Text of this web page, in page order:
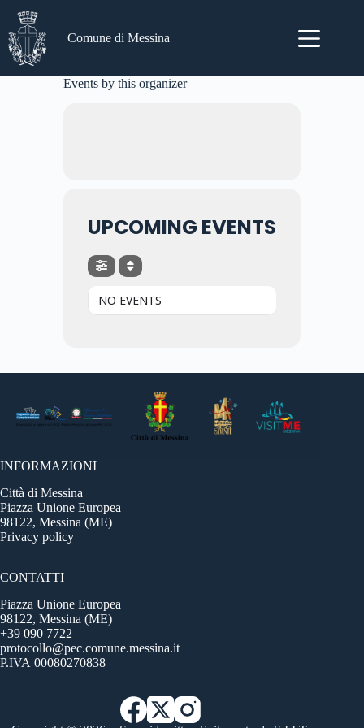
contenuto
Comune di Messina
Events by this organizer
UPCOMING EVENTS
NO EVENTS
INFORMAZIONI
Città di Messina
Piazza Unione Europea
98122, Messina (ME)
Privacy policy
CONTATTI
Piazza Unione Europea
98122, Messina (ME)
+39 090 7722
protocollo@pec.comune.messina.it
P.IVA 00080270838